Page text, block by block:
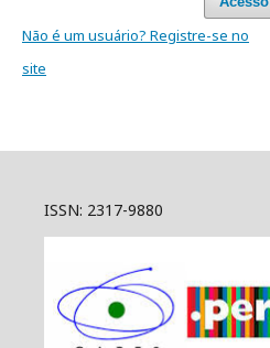
Não é um usuário? Registre-se no
site
ISSN: 2317-9880